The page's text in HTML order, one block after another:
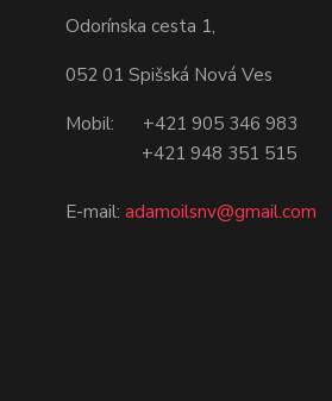
Odorínska cesta 1,
052 01 Spišská Nová Ves
Mobil: +421 905 346 983
+421 948 351 515
E-mail: adamoilsnv@gmail.com